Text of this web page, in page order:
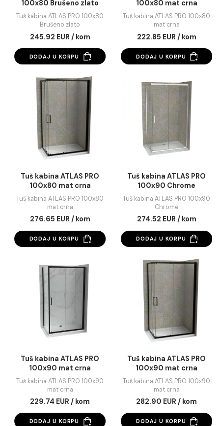
Tuš kabina ATLAS PRO
Tuš kabina ATLAS PRO 100x80
245.92 EUR / kom
DODAJ U KORPU
Tuš kabina ATLAS
Tuš kabina ATLAS PRO
mat crna
222.85 EUR / kom
DODAJ U KORPU
100x80 mat crna
Tuš kabina ATLAS PRO 100x80
mat crna
276.65 EUR / kom
DODAJ U KORPU
Tuš kabina ATLAS
100x90 Chrome
Tuš kabina ATLAS PRO
Chrome
274.52 EUR / kom
DODAJ U KORPU